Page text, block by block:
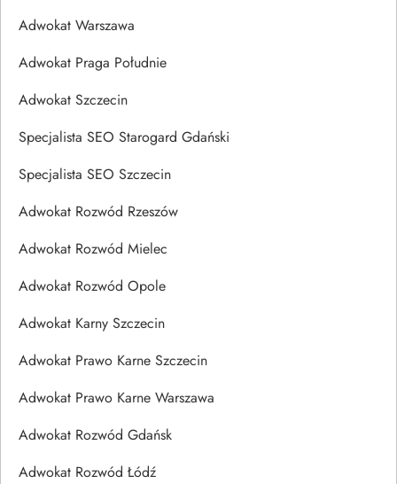
Adwokat Warszawa
Adwokat Praga Południe
Adwokat Szczecin
Specjalista SEO Starogard Gdański
Specjalista SEO Szczecin
Adwokat Rozwód Rzeszów
Adwokat Rozwód Mielec
Adwokat Rozwód Opole
Adwokat Karny Szczecin
Adwokat Prawo Karne Szczecin
Adwokat Prawo Karne Warszawa
Adwokat Rozwód Gdańsk
Adwokat Rozwód Łódź